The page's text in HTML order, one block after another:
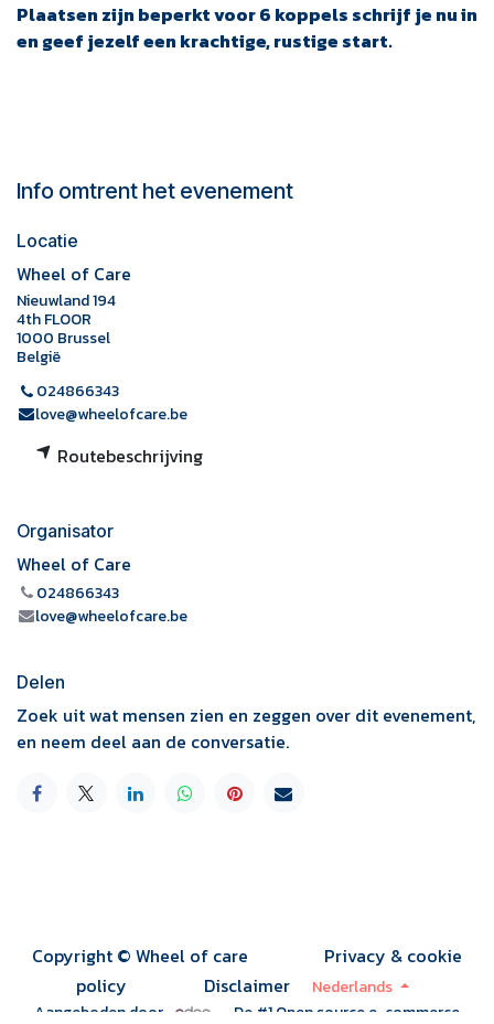
Plaatsen zijn beperkt voor 6 koppels schrijf je nu in
en geef jezelf een krachtige, rustige start.
Info omtrent het evenement
Locatie
Wheel of Care
Nieuwland 194
4th FLOOR
1000 Brussel
België
024866343
love@wheelofcare.be
Routebeschrijving
Organisator
Wheel of Care
024866343
love@wheelofcare.be
Delen
Zoek uit wat mensen zien en zeggen over dit evenement,
en neem deel aan de conversatie.
Copyright © Wheel of care
Privacy & cookie
policy
Disclaimer
Nederlands
Aangeboden door
- De #1Open source e-commerce